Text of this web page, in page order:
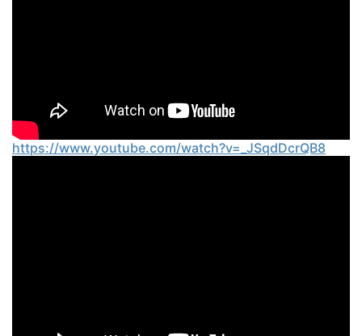
https://www.youtube.com/watch?v=_JSqdDcrQB8